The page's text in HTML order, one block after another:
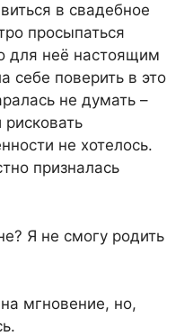
в свадебное
просыпаться
для неё настоящим
себе поверить в это
не думать –
рисковать
не хотелось.
призналась
Я не смогу родить
мгновение, но,